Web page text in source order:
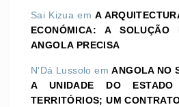
Sai Kizua emA
ECONÓMICA: A SOLUÇÃO
ANGOLA PRECISA
N'Dá Lussolo emANGOLA NO
A UNIDADE DO
TERRITÓRIOS; UM